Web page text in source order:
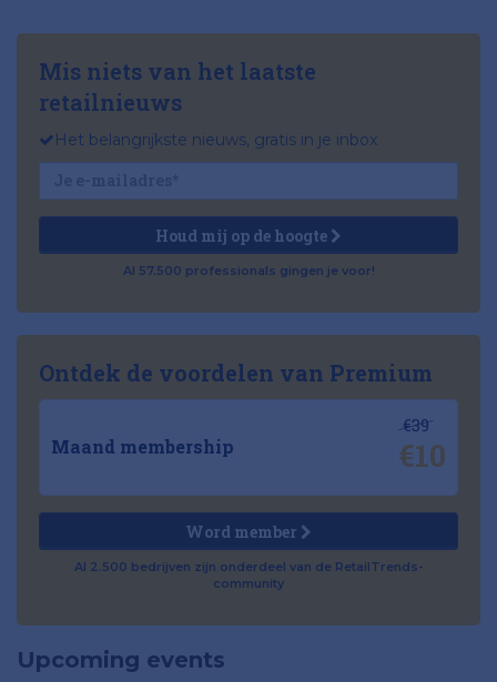
Mis niets van het laatste
retailnieuws
Het belangrijkste nieuws, gratis in je inbox
Houd mij op de hoogte
Al 57.500 professionals gingen je voor!
Ontdek de voordelen van Premium
Maand membership
€39
€10
Word member
Al 2.500 bedrijven zijn onderdeel van de RetailTrends-
community
Upcoming events